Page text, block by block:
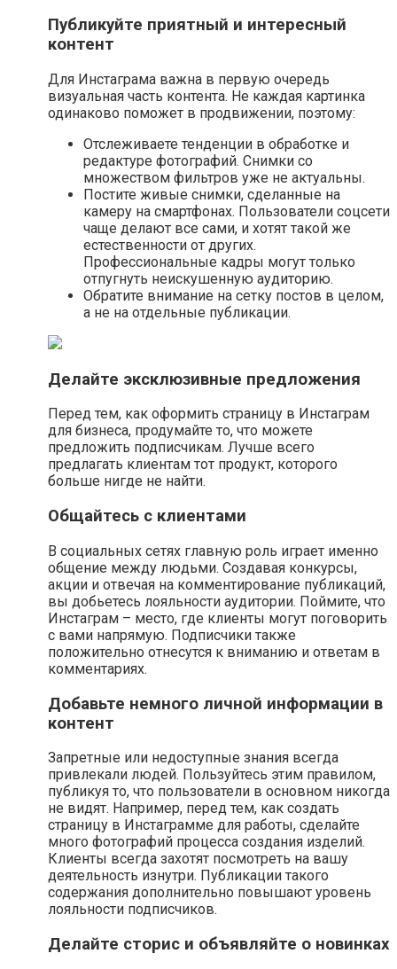
Публикуйте приятный и интересный
контент
Для Инстаграма важна в первую очередь
визуальная часть контента. Не каждая картинка
одинаково поможет в продвижении, поэтому:
Отслеживаете тенденции в обработке и
редактуре фотографий. Снимки со
множеством фильтров уже не актуальны.
Постите живые снимки, сделанные на
камеру на смартфонах. Пользователи соцсети
чаще делают все сами, и хотят такой же
естественности от других.
Профессиональные кадры могут только
отпугнуть неискушенную аудиторию.
Обратите внимание на сетку постов в целом,
а не на отдельные публикации.
Делайте эксклюзивные предложения
Перед тем, как оформить страницу в Инстаграм
для бизнеса, продумайте то, что можете
предложить подписчикам. Лучше всего
предлагать клиентам тот продукт, которого
больше нигде не найти.
Общайтесь с клиентами
В социальных сетях главную роль играет именно
общение между людьми. Создавая конкурсы,
акции и отвечая на комментирование публикаций,
вы добьетесь лояльности аудитории. Поймите, что
Инстаграм – место, где клиенты могут поговорить
с вами напрямую. Подписчики также
положительно отнесутся к вниманию и ответам в
комментариях.
Добавьте немного личной информации в
контент
Запретные или недоступные знания всегда
привлекали людей. Пользуйтесь этим правилом,
публикуя то, что пользователи в основном никогда
не видят. Например, перед тем, как создать
страницу в Инстаграмме для работы, сделайте
много фотографий процесса создания изделий.
Клиенты всегда захотят посмотреть на вашу
деятельность изнутри. Публикации такого
содержания дополнительно повышают уровень
лояльности подписчиков.
Делайте сторис и объявляйте о новинках